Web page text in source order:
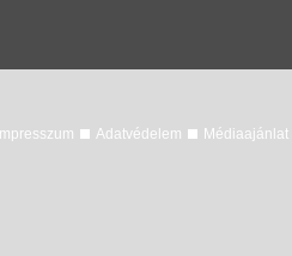
Impresszum Adatvédelem Médiaajánlat